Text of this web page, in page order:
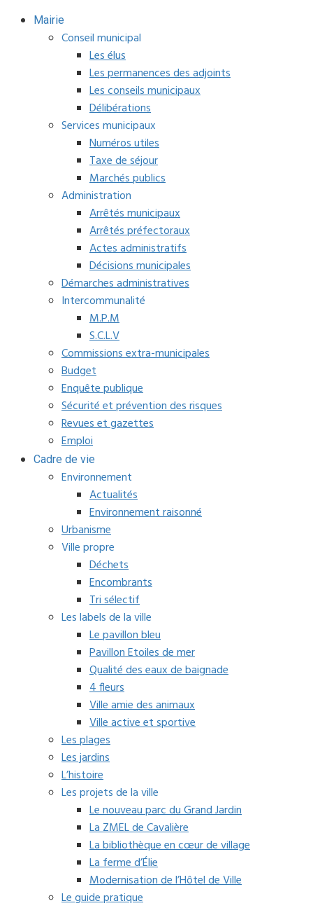
Mairie
Conseil municipal
Les élus
Les permanences des adjoints
Les conseils municipaux
Délibérations
Services municipaux
Numéros utiles
Taxe de séjour
Marchés publics
Administration
Arrêtés municipaux
Arrêtés préfectoraux
Actes administratifs
Décisions municipales
Démarches administratives
Intercommunalité
M.P.M
S.C.L.V
Commissions extra-municipales
Budget
Enquête publique
Sécurité et prévention des risques
Revues et gazettes
Emploi
Cadre de vie
Environnement
Actualités
Environnement raisonné
Urbanisme
Ville propre
Déchets
Encombrants
Tri sélectif
Les labels de la ville
Le pavillon bleu
Pavillon Etoiles de mer
Qualité des eaux de baignade
4 fleurs
Ville amie des animaux
Ville active et sportive
Les plages
Les jardins
L’histoire
Les projets de la ville
Le nouveau parc du Grand Jardin
La ZMEL de Cavalière
La bibliothèque en cœur de village
La ferme d’Élie
Modernisation de l’Hôtel de Ville
Le guide pratique